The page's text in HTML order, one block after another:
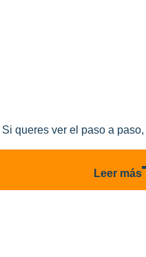
queres ver el paso a
Leer más